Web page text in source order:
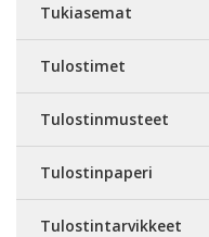
Tukiasemat
Tulostimet
Tulostinmusteet
Tulostinpaperi
Tulostintarvikkeet